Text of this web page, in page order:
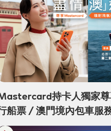
持卡人獨家尊
船票 / 澳門境內包車服